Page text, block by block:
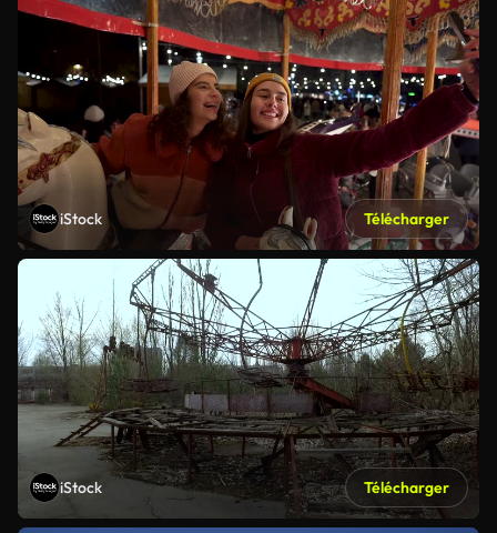
iStock Télécharger
iStock Télécharger